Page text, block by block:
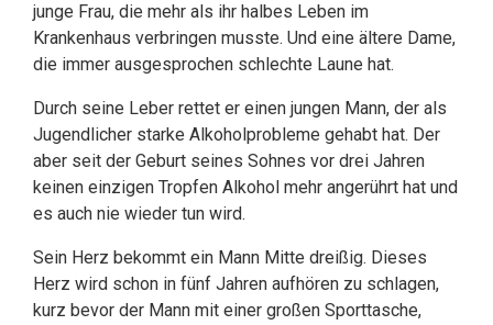
junge Frau, die mehr als ihr halbes Leben im
Krankenhaus verbringen musste. Und eine ältere Dame,
die immer ausgesprochen schlechte Laune hat.
Durch seine Leber rettet er einen jungen Mann, der als
Jugendlicher starke Alkoholprobleme gehabt hat. Der
aber seit der Geburt seines Sohnes vor drei Jahren
keinen einzigen Tropfen Alkohol mehr angerührt hat und
es auch nie wieder tun wird.
Sein Herz bekommt ein Mann Mitte dreißig. Dieses
Herz wird schon in fünf Jahren aufhören zu schlagen,
kurz bevor der Mann mit einer großen Sporttasche,